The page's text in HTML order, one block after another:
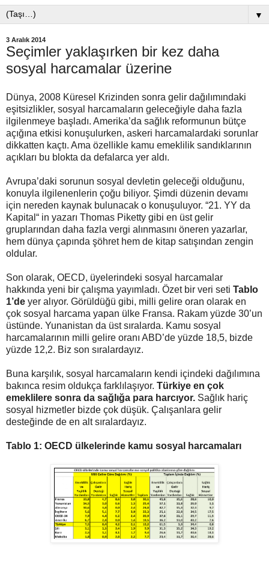
▼
3 Aralık 2014
Seçimler yaklaşırken bir kez daha
sosyal harcamalar üzerine
Dünya, 2008 Küresel Krizinden sonra gelir dağılımındaki
eşitsizlikler, sosyal harcamaların geleceğiyle daha fazla
ilgilenmeye başladı. Amerika’da sağlık reformunun bütçe
açığına etkisi konuşulurken, askeri harcamalardaki sorunlar
dikkatten kaçtı. Ama özellikle kamu emeklilik sandıklarının
açıkları bu blokta da defalarca yer aldı.
Avrupa’daki sorunun sosyal devletin geleceği olduğunu,
konuyla ilgilenenlerin çoğu biliyor. Şimdi düzenin devamı
için nereden kaynak bulunacak o konuşuluyor. “21. YY da
Kapital“ in yazarı Thomas Piketty gibi en üst gelir
gruplarından daha fazla vergi alınmasını öneren yazarlar,
hem dünya çapında şöhret hem de kitap satışından zengin
oldular.
Son olarak, OECD, üyelerindeki sosyal harcamalar
hakkında yeni bir çalışma yayımladı. Özet bir veri seti Tablo
1’de yer alıyor. Görüldüğü gibi, milli gelire oran olarak en
çok sosyal harcama yapan ülke Fransa. Rakam yüzde 30’un
üstünde. Yunanistan da üst sıralarda. Kamu sosyal
harcamalarının milli gelire oranı ABD’de yüzde 18,5, bizde
yüzde 12,2. Biz son sıralardayız.
Buna karşılık, sosyal harcamaların kendi içindeki dağılımına
bakınca resim oldukça farklılaşıyor. Türkiye en çok
emeklilere sonra da sağlığa para harcıyor. Sağlık hariç
sosyal hizmetler bizde çok düşük. Çalışanlara gelir
desteğinde de en alt sıralardayız.
Tablo 1: OECD ülkelerinde kamu sosyal harcamaları